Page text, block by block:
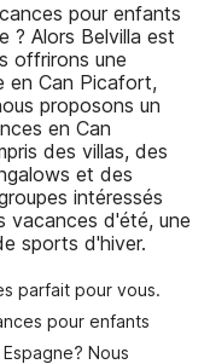
pour enfants
? Alors Belvilla est
offrirons une
en Can Picafort,
proposons un
en Can
des villas, des
et des
intéressés
vacances d'été, une
sports d'hiver.
parfait pour vous.
pour enfants
Nous